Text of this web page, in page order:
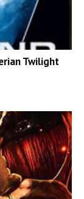
Twilight